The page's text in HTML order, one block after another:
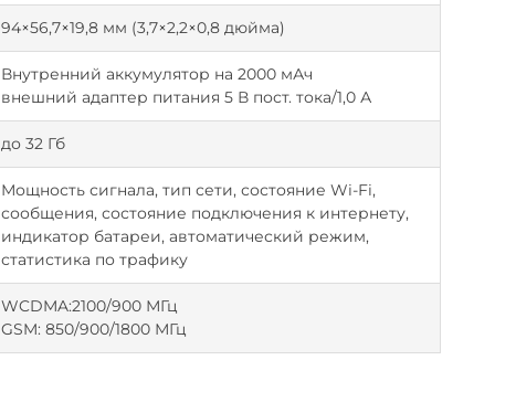
94×56,7×19,8 мм (3,7×2,2×0,8 дюйма)
Внутренний аккумулятор на 2000 мАч
внешний адаптер питания 5 В пост. тока/1,0 А
до 32 Гб
Мощность сигнала, тип сети, состояние Wi-Fi,
сообщения, состояние подключения к интернету,
индикатор батареи, автоматический режим,
статистика по трафику
WCDMA:2100/900 МГц
GSM: 850/900/1800 МГц